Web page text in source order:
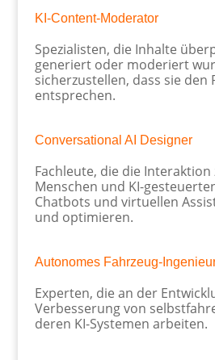
KI-Content-Moderator
Spezialisten, die Inhalte
generiert oder moderiert
sicherzustellen, dass sie den
entsprechen.
Conversational AI Designer
Fachleute, die die Interaktion
Menschen und KI-
Chatbots und virtuellen
und optimieren.
Autonomes Fahrzeug-
Experten, die an der
Verbesserung von
deren KI-Systemen arbeiten.